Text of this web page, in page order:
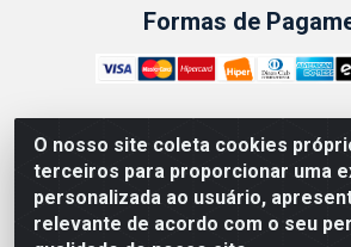
O nosso site coleta cookies
terceiros para proporcionar uma
personalizada ao usuário,
relevante de acordo com o seu
Formas de
ABRASEG COMÉRCIO ATACADISTA
10.894.768/0001-00 - Avenida Lobo
Penha Circular - Rio de Janeiro - RJ -